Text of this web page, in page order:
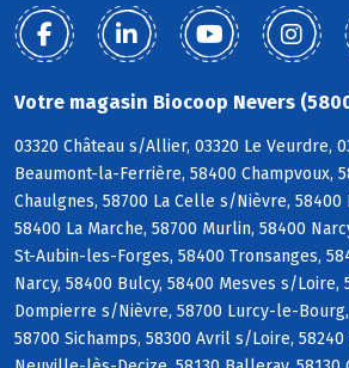
Votre magasin Biocoop Nevers
03320 Château s/Allier, 03320 Le Veurdre,
Beaumont-la-Ferrière, 58400 Champvoux,
Chaulgnes, 58700 La Celle s/Nièvre, 58400
58400 La Marche, 58700 Murlin, 58400
St-Aubin-les-Forges, 58400 Tronsanges,
Narcy, 58400 Bulcy, 58400 Mesves s/Loire,
Dompierre s/Nièvre, 58700 Lurcy-le-
58700 Sichamps, 58300 Avril s/Loire,